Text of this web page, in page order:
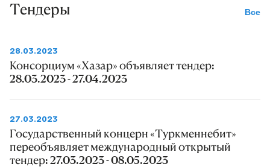
Тендеры Все
28.03.2023
Консорциум «Хазар» объявляет тендер:
28.03.2023 - 27.04.2023
27.03.2023
Государственный концерн «Туркменнебит»
переобъявляет международный открытый
тендер: 27.03.2023 - 08.05.2023